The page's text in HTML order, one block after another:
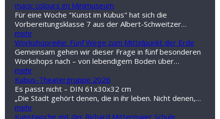
macic colours im Minimuseum
Für eine Woche "Kunst im Kubus" hat sich die
Vorbereitungsklasse 7 aus der Albert-Schweitzer…
mehr
Workshopreihe: Fünf Wege zum Mittelpunkt der Erde
Gemeinsam gehen wir dieser Frage in fünf besonderen
Workshops nach – von lebendigem Boden über…
mehr
Kubus-Theatergruppe 2026
Es passt nicht – DIN 61x30x32 cm
„Die Stadt gehört denen, die in ihr leben. Nicht denen,…
mehr
Kunstwoche mit der Richard Mittermaier Schule